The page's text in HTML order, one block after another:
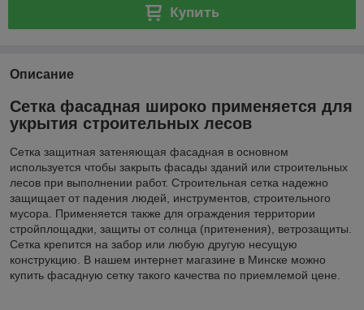
Купить
Описание
Сетка фасадная широко применяется для
укрытия строительных лесов
Сетка защитная затеняющая фасадная в основном
используется чтобы закрыть фасады зданий или строительных
лесов при выполнении работ. Строительная сетка надежно
защищает от падения людей, инструментов, строительного
мусора. Применяется также для ограждения территории
стройплощадки, защиты от солнца (притенения), ветрозащиты.
Сетка крепится на забор или любую другую несущую
конструкцию. В нашем интернет магазине в Минске можно
купить фасадную сетку такого качества по приемлемой цене.